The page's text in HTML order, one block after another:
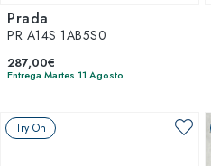
Prada
PR A14S 1AB5S0
287,00€
Entrega Martes 11 Agosto
Try On